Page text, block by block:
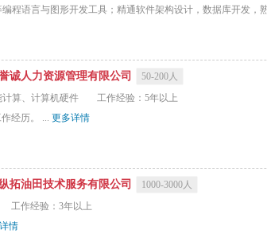
程语言与图形开发工具；精通软件架构设计，数据库开发
诚人力资源管理有限公司
50-200人
算、计算机硬件
工作经验：5年以上
经历。 ... 更多详情
拓油田技术服务有限公司
1000-3000人
工作经验：3年以上
情